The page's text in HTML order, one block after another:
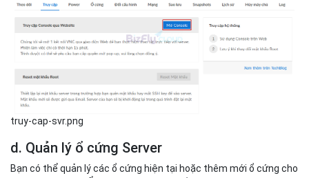
truy-cap-svr.png
d. Quản lý ổ cứng Server
Bạn có thể quản lý các ổ cứng hiện tại hoặc thêm mới ổ cứng cho